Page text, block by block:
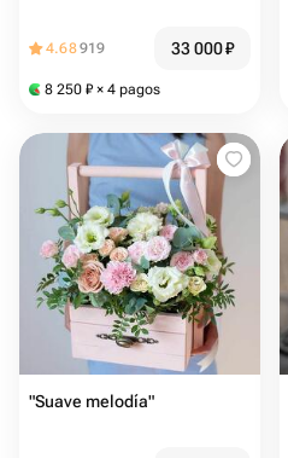
4.68919 33 000₽
8 250 ₽ × 4 pagos
"Suave melodía"